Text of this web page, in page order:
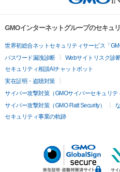
GMOインターネットグループのセキュ
世界初総合ネットセキュリティサービス「
パスワード漏洩診断
Webサイトリスク診
セキュリティ相談AIチャットボット
実在証明・盗聴対策
サイバー攻撃対策（GMOサイバーセキュリテ
サイバー攻撃対策（GMO Flatt Security）
セキュリティ事業の軌跡